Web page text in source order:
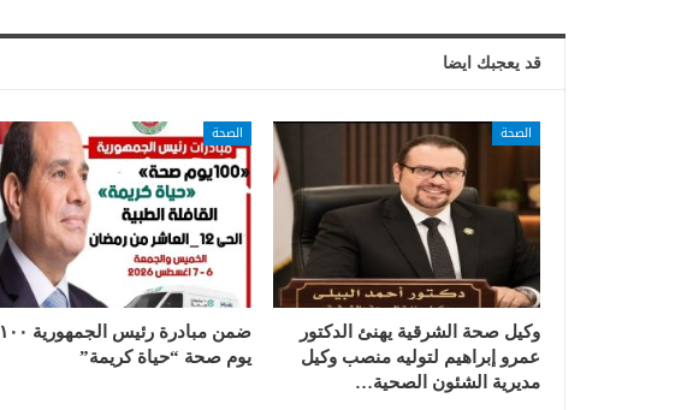
قد يعجبك ايضا
الصحة
وكيل صحة الشرقية يهنئ الدكتور
عمرو إبراهيم لتوليه منصب وكيل
مديرية الشئون الصحية…
الصحة
ضمن مبادرة رئيس الجمهورية ١٠٠
يوم صحة “حياة كريمة”